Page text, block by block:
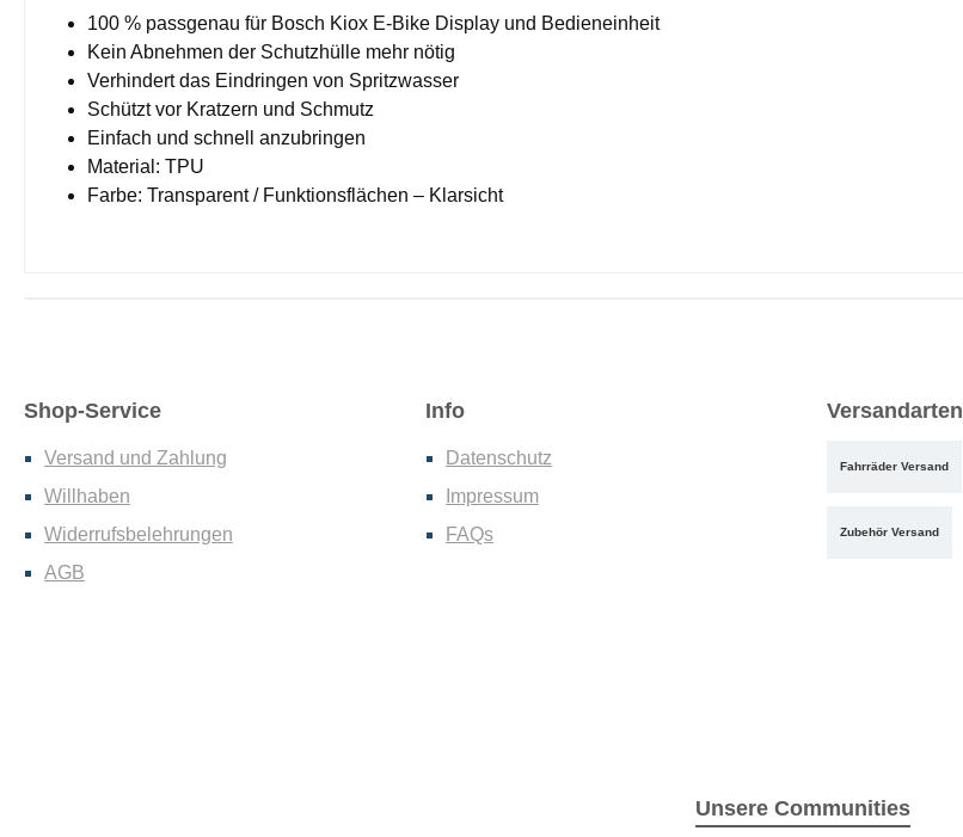
100 % passgenau für Bosch Kiox E-Bike Display und Bedieneinheit
Kein Abnehmen der Schutzhülle mehr nötig
Verhindert das Eindringen von Spritzwasser
Schützt vor Kratzern und Schmutz
Einfach und schnell anzubringen
Material: TPU
Farbe: Transparent / Funktionsflächen – Klarsicht
Shop-Service
Versand und Zahlung
Willhaben
Widerrufsbelehrungen
AGB
Info
Datenschutz
Impressum
FAQs
Versandarten
Fahrräder Versand
Zubehör Versand
Unsere Communities